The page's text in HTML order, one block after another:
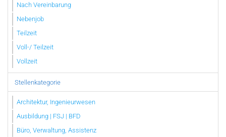
Nach Vereinbarung
Nebenjob
Teilzeit
Voll-/ Teilzeit
Vollzeit
Stellenkategorie
Architektur, Ingenieurwesen
Ausbildung | FSJ | BFD
Büro, Verwaltung, Assistenz